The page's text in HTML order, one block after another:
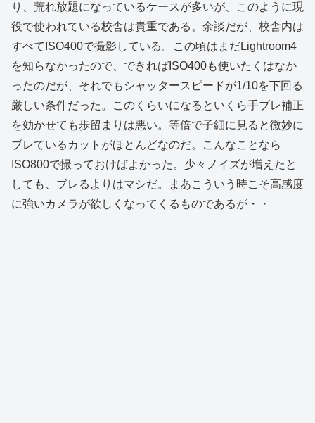
り、荒れ放題になっているケースが多いが、このように現
役で使われている校舎は貴重である。余談だが、校舎内は
すべてISO400で撮影している。この頃はまだLightroom4
を知らなかったので、できればISO400も使いたくはなか
ったのだが、それでもシャッタースピードが1/10を下回る
厳しい条件だった。このくらいになるといくら手ブレ補正
を効かせても歩留まりは悪い。等倍で子細に見ると微妙に
ブレているカットがほとんどなのだ。こんなことなら
ISO800で撮っておけばよかった。少々ノイズが増えたと
しても、ブレるよりはマシだ。まあこういう時こそ高感度
に強いカメラが欲しくなってくるものであるが・・